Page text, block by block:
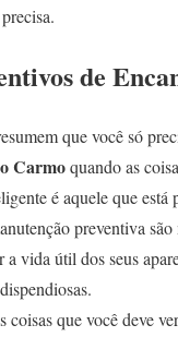
de
que você só
Carmoquando as
é aquele que está
preventiva são
a vida útil dos seus
coisas que você deve